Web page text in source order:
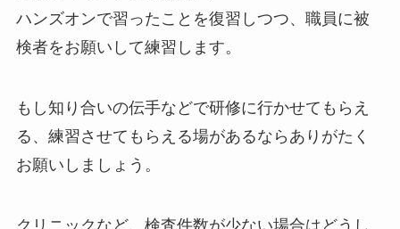
ハンズオンで習ったことを復習しつつ、職員に被
検者をお願いして練習します。
もし知り合いの伝手などで研修に行かせてもらえ
る、練習させてもらえる場があるならありがたく
お願いしましょう。
クリニックなど、検査件数が少ない場合はどうし